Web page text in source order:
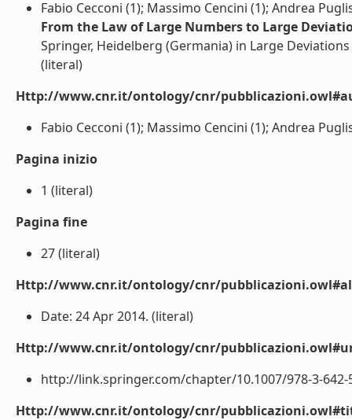
Fabio Cecconi (1); Massimo Cencini (1); Andrea
From the Law of Large Numbers to Large
Springer, Heidelberg (Germania) in Large
(literal)
Http://www.cnr.it/ontology/cnr/
Fabio Cecconi (1); Massimo Cencini (1); Andrea
Pagina inizio
1 (literal)
Pagina fine
27 (literal)
Http://www.cnr.it/ontology/cnr/
Date: 24 Apr 2014. (literal)
Http://www.cnr.it/ontology/cnr/
http://link.springer.com/chapter/10.1007/978-3-642-
Http://www.cnr.it/ontology/cnr/